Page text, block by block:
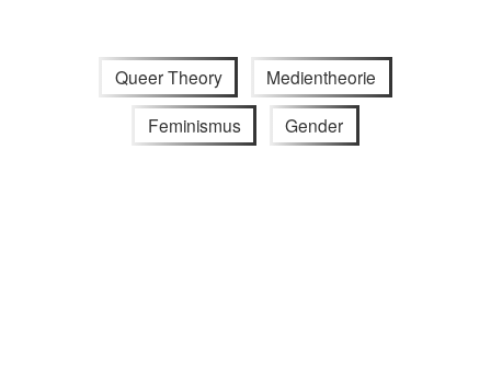
Queer Theory Medientheorie
Feminismus Gender